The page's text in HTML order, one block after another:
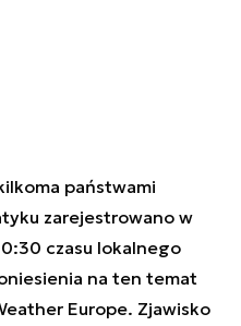
państwami
zarejestrowano w
czasu lokalnego
na ten temat
Europe. Zjawisko